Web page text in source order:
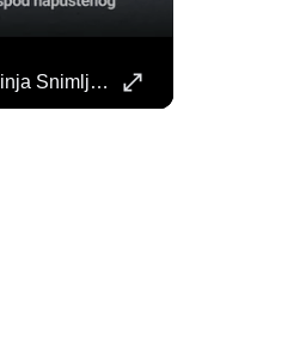
Divlja Svinja Snimljena Uz More U Primoštenu